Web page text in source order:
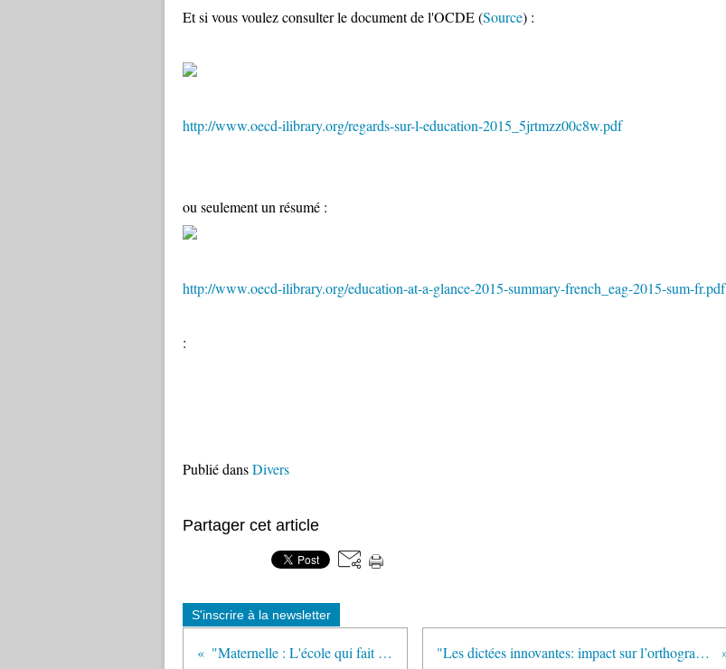
Et si vous voulez consulter le document de l'OCDE (Source) :
http://www.oecd-ilibrary.org/regards-sur-l-education-2015_5jrtmzz00c8w.pdf
ou seulement un résumé :
http://www.oecd-ilibrary.org/education-at-a-glance-2015-summary-french_eag-2015-sum-fr.pdf
:
Publié dansDivers
Partager cet article
S'inscrire à la newsletter
"Maternelle : L'école qui fait consensus" (Café pédagogique) "Les dictées innovantes: impact sur l’orthographe grammaticale des élèves" (rire.ctreq.qc.ca)